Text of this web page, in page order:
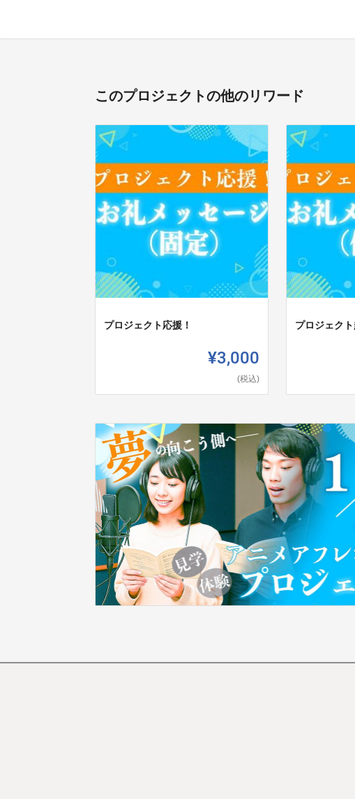
このプロジェクトの他のリワード
プロジェクト応援！
¥3,000
(税込)
プロジェクト